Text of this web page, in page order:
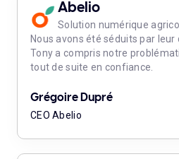
Abelio
Solution numérique
Nous avons été séduits par leur
Tony a compris notre
tout de suite en confiance.
Grégoire Dupré
CEO Abelio